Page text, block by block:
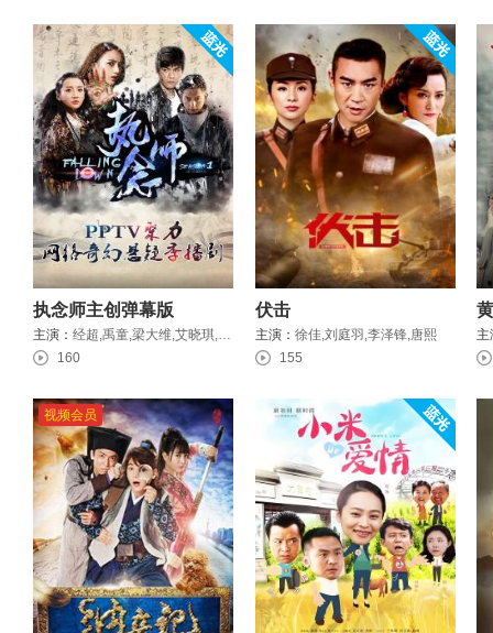
执念师主创弹幕版
主演：
经超,禹童,梁大维,艾晓琪,王修泽
160
伏击
主演： 徐佳,刘庭羽,李泽锋,唐熙
155
主
视频会员